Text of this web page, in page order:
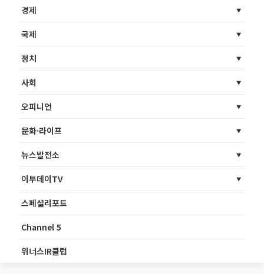
경제
국제
정치
사회
오피니언
문화·라이프
뉴스발전소
이투데이TV
스페셜리포트
Channel 5
위너스IR클럽